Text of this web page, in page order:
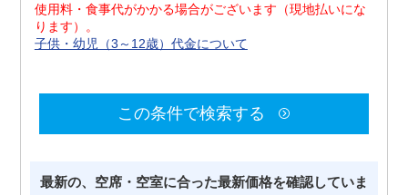
使用料・食事代がかかる場合がございます（現地払いにな
ります）。
子供・幼児（3～12歳）代金について
この条件で検索する
最新の、空席・空室に合った最新価格を確認していま